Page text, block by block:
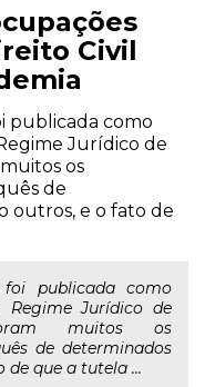
Civil
publicada como
Jurídico de
os
de
outros, e o fato de
foi publicada como
Jurídico de
muitos os
de determinados
que a tutela ...